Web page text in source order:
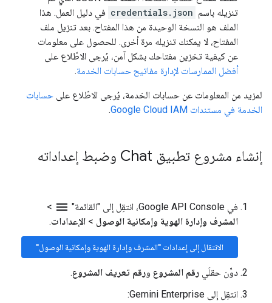
تنزيله باسم credentials.json في دليل العمل. هذا
الملف هو النسخة الوحيدة من هذا المفتاح. بعد تنزيل ملف
المفتاح، لا يمكنك تنزيله مرة أخرى. للحصول على معلومات
عن كيفية تخزين مفتاحك بشكل آمن، يُرجى الاطّلاع على
أفضل الممارسات لإدارة مفاتيح حسابات الخدمة.
لمزيد من المعلومات عن حسابات الخدمة، يُرجى الاطّلاع على حسابات
الخدمة في مستندات Google Cloud IAM
.
إنشاء مشروع تطبيق Chat وضبط إعداداته
في Google API Console، انتقِل إلى "القائمة" menu
>
المشرف وإدارة الهوية وإمكانية الوصول > الإعدادات.
الانتقال إلى إعدادات "المشرف وإدارة الهوية وإمكانية الوصول"
دوِّن حقلَي رقم المشروع ورقم تعريف المشروع.
انتقِل إلى Gemini Enterprise: